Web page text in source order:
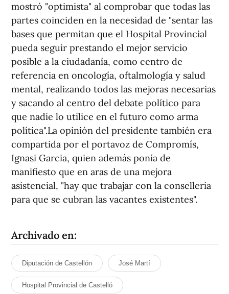
mostró "optimista" al comprobar que todas las
partes coinciden en la necesidad de "sentar las
bases que permitan que el Hospital Provincial
pueda seguir prestando el mejor servicio
posible a la ciudadanía, como centro de
referencia en oncología, oftalmología y salud
mental, realizando todos las mejoras necesarias
y sacando al centro del debate político para
que nadie lo utilice en el futuro como arma
política".La opinión del presidente también era
compartida por el portavoz de Compromís,
Ignasi Garcia, quien además ponía de
manifiesto que en aras de una mejora
asistencial, "hay que trabajar con la conselleria
para que se cubran las vacantes existentes".
Archivado en:
Diputación de Castellón José Martí
Hospital Provincial de Castelló